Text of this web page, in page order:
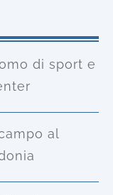
di sport e
al